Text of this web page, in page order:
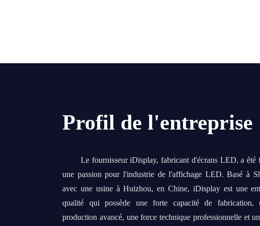
Profil de l'entreprise
Le fournisseur iDisplay, fabricant d'écrans LED, a été
une passion pour l'industrie de l'affichage LED. Basé à
avec une usine à Huizhou, en Chine, iDisplay est une
qualité qui possède une forte capacité de fabrication,
production avancé, une force technique professionnelle et